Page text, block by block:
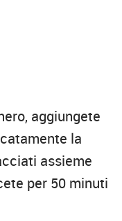
aggiungete
la
assieme
per 50 minuti